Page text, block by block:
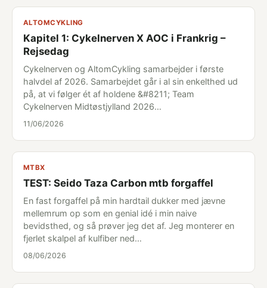
ALTOMCYKLING
Kapitel 1: Cykelnerven X AOC i Frankrig –
Rejsedag
Cykelnerven og AltomCykling samarbejder i første
halvdel af 2026. Samarbejdet går i al sin enkelthed ud
på, at vi følger ét af holdene &#8211; Team
Cykelnerven Midtøstjylland 2026…
11/06/2026
MTBX
TEST: Seido Taza Carbon mtb forgaffel
En fast forgaffel på min hardtail dukker med jævne
mellemrum op som en genial idé i min naive
bevidsthed, og så prøver jeg det af. Jeg monterer en
fjerlet skalpel af kulfiber ned…
08/06/2026